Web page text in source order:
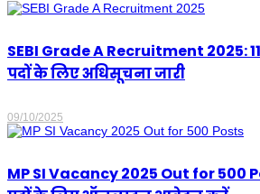
SEBI Grade A Recruitment 2025:
पदों के लिए अधिसूचना जारी
09/10/2025
MP SI Vacancy 2025 Out for 500